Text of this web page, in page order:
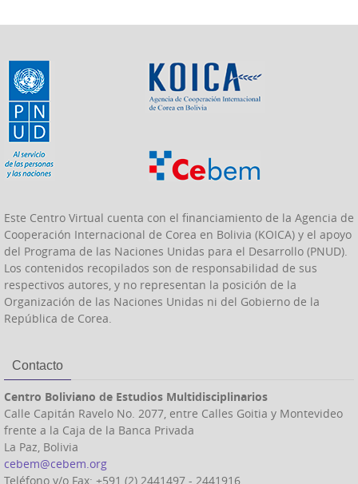
Este Centro Virtual cuenta con el financiamiento de la Agencia de
Cooperación Internacional de Corea en Bolivia (KOICA) y el apoyo
del Programa de las Naciones Unidas para el Desarrollo (PNUD).
Los contenidos recopilados son de responsabilidad de sus
respectivos autores, y no representan la posición de la
Organización de las Naciones Unidas ni del Gobierno de la
República de Corea.
Contacto
Centro Boliviano de Estudios Multidisciplinarios
Calle Capitán Ravelo No. 2077, entre Calles Goitia y Montevideo
frente a la Caja de la Banca Privada
La Paz, Bolivia
cebem@cebem.org
Teléfono y/o Fax: +591 (2) 2441497 - 2441916